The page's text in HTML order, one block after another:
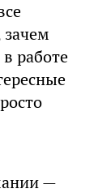
работе
—